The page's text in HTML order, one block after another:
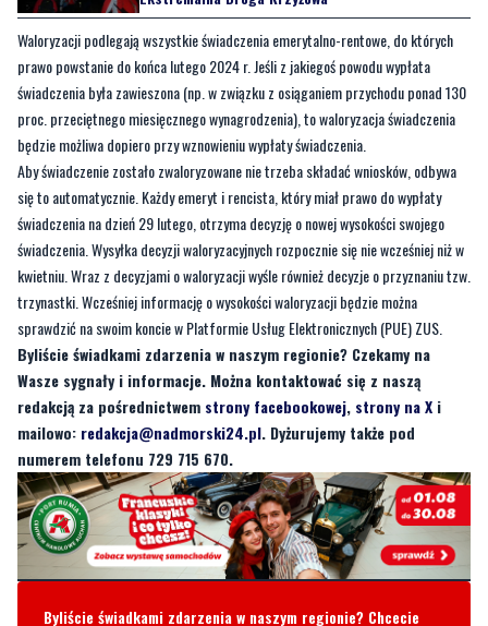
świadczenia była zawieszona (np. w związku z osiąganiem przychodu ponad 130
proc. przeciętnego miesięcznego wynagrodzenia), to waloryzacja świadczenia
będzie możliwa dopiero przy wznowieniu wypłaty świadczenia.
Aby świadczenie zostało zwaloryzowane nie trzeba składać wniosków, odbywa
się to automatycznie. Każdy emeryt i rencista, który miał prawo do wypłaty
świadczenia na dzień 29 lutego, otrzyma decyzję o nowej wysokości swojego
świadczenia. Wysyłka decyzji waloryzacyjnych rozpocznie się nie wcześniej niż w
kwietniu. Wraz z decyzjami o waloryzacji wyśle również decyzje o przyznaniu tzw.
trzynastki. Wcześniej informację o wysokości waloryzacji będzie można
sprawdzić na swoim koncie w Platformie Usług Elektronicznych (PUE) ZUS.
Byliście świadkami zdarzenia w naszym regionie? Czekamy na
Wasze sygnały i informacje. Można kontaktować się z naszą
redakcją za pośrednictwemstrony facebookowej,strony na Xi
mailowo:redakcja@nadmorski24.pl. Dyżurujemy także pod
numerem telefonu 729 715 670.
Byliście świadkami zdarzenia w naszym regionie? Chcecie
aby nasza redakcja zajęła się jakimś tematem? Czekamy na
Wasze sygnały i informacje. Można kontaktować się z naszą
redakcja@nadmorski24.plDyżurujemy także pod numerem